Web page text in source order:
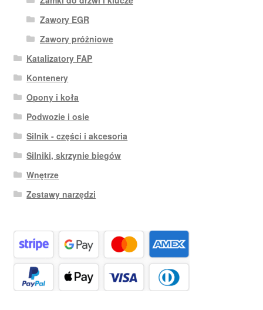
Zawory EGR
Zawory próżniowe
Katalizatory FAP
Kontenery
Opony i koła
Podwozie i osie
Silnik - części i akcesoria
Silniki, skrzynie biegów
Wnętrze
Zestawy narzędzi